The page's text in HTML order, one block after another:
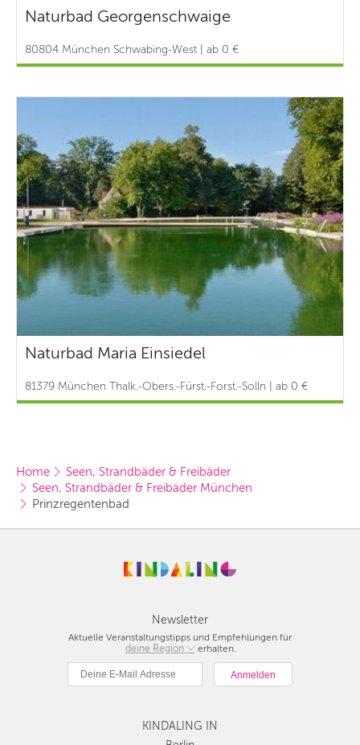
Naturbad Georgenschwaige
80804 München Schwabing-West | ab 0 €
Naturbad Maria Einsiedel
81379 München Thalk.-Obers.-Fürst.-Forst.-Solln | ab 0 €
Home
Seen, Strandbäder & Freibäder
Seen, Strandbäder & Freibäder München
Prinzregentenbad
Newsletter
Aktuelle Veranstaltungstipps und Empfehlungen für
deine Region
Berlin
Hamburg
Köln
erhalten.
KINDALING IN